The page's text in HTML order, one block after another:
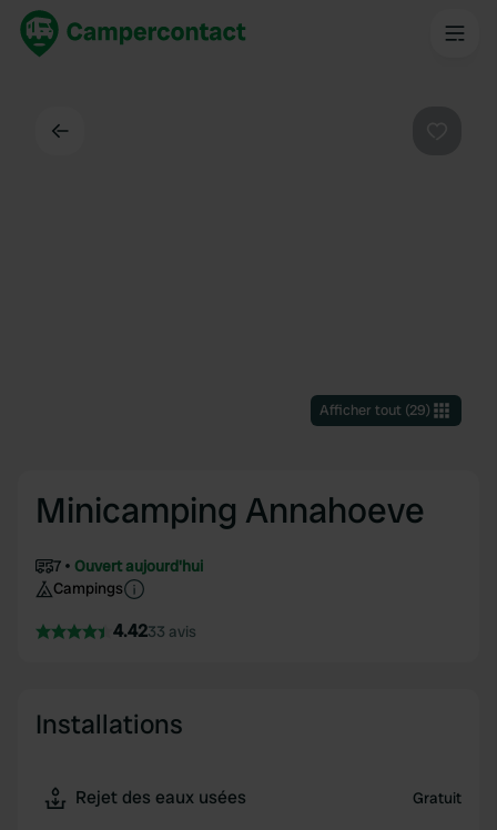
Afficher tout(29)
Minicamping Annahoeve
7
Ouvert aujourd'hui
Campings
4.4233 avis
Installations
Rejet des eaux usées Gratuit